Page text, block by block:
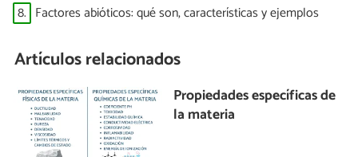
8. Factores abióticos: qué son, características y ejemplos
Artículos relacionados
Propiedades específicas de
la materia